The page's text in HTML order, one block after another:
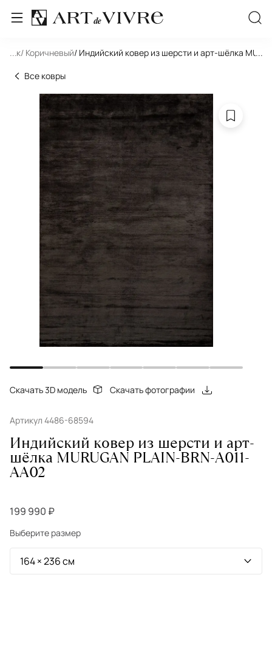
... / Коричневый/ Индийский ковер из шерсти и арт-шёлка
...
Все ковры
Скачать 3D модель Скачать фотографии
Артикул 4486-68594
Индийский ковер из шерсти и арт-
шёлка MURUGAN PLAIN-BRN-A011-
AA02
199 990 ₽
Выберите размер